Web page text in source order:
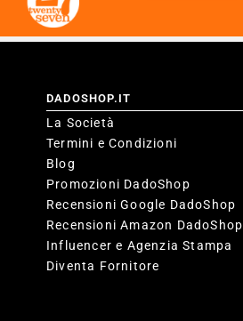
DADOSHOP.IT
La Società
Termini e Condizioni
Blog
Promozioni DadoShop
Recensioni Google DadoShop
Recensioni Amazon DadoShop
Influencer e Agenzia Stampa
Diventa Fornitore